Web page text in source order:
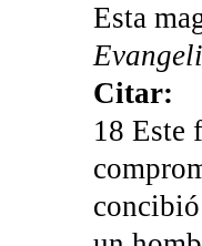
Esta
Citar:
18 Este